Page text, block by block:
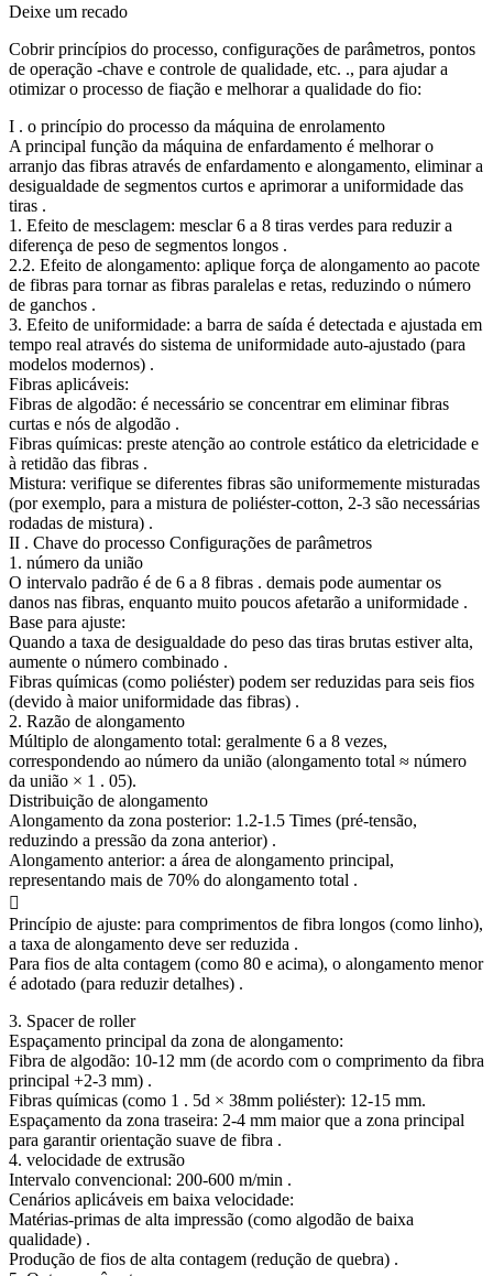
Deixe um recado
Cobrir princípios do processo, configurações de parâmetros, pontos
de operação -chave e controle de qualidade, etc. ., para ajudar a
otimizar o processo de fiação e melhorar a qualidade do fio:
I . o princípio do processo da máquina de enrolamento
A principal função da máquina de enfardamento é melhorar o
arranjo das fibras através de enfardamento e alongamento, eliminar a
desigualdade de segmentos curtos e aprimorar a uniformidade das
tiras .
1. Efeito de mesclagem: mesclar 6 a 8 tiras verdes para reduzir a
diferença de peso de segmentos longos .
2.2. Efeito de alongamento: aplique força de alongamento ao pacote
de fibras para tornar as fibras paralelas e retas, reduzindo o número
de ganchos .
3. Efeito de uniformidade: a barra de saída é detectada e ajustada em
tempo real através do sistema de uniformidade auto-ajustado (para
modelos modernos) .
Fibras aplicáveis:
Fibras de algodão: é necessário se concentrar em eliminar fibras
curtas e nós de algodão .
Fibras químicas: preste atenção ao controle estático da eletricidade e
à retidão das fibras .
Mistura: verifique se diferentes fibras são uniformemente misturadas
(por exemplo, para a mistura de poliéster-cotton, 2-3 são necessárias
rodadas de mistura) .
II . Chave do processo Configurações de parâmetros
1. número da união
O intervalo padrão é de 6 a 8 fibras . demais pode aumentar os
danos nas fibras, enquanto muito poucos afetarão a uniformidade .
Base para ajuste:
Quando a taxa de desigualdade do peso das tiras brutas estiver alta,
aumente o número combinado .
Fibras químicas (como poliéster) podem ser reduzidas para seis fios
(devido à maior uniformidade das fibras) .
2. Razão de alongamento
Múltiplo de alongamento total: geralmente 6 a 8 vezes,
correspondendo ao número da união (alongamento total ≈ número
da união × 1 . 05).
Distribuição de alongamento
Alongamento da zona posterior: 1.2-1.5 Times (pré-tensão,
reduzindo a pressão da zona anterior) .
Alongamento anterior: a área de alongamento principal,
representando mais de 70% do alongamento total .

Princípio de ajuste: para comprimentos de fibra longos (como linho),
a taxa de alongamento deve ser reduzida .
Para fios de alta contagem (como 80 e acima), o alongamento menor
é adotado (para reduzir detalhes) .
3. Spacer de roller
Espaçamento principal da zona de alongamento:
Fibra de algodão: 10-12 mm (de acordo com o comprimento da fibra
principal +2-3 mm) .
Fibras químicas (como 1 . 5d × 38mm poliéster): 12-15 mm.
Espaçamento da zona traseira: 2-4 mm maior que a zona principal
para garantir orientação suave de fibra .
4. velocidade de extrusão
Intervalo convencional: 200-600 m/min .
Cenários aplicáveis ​​em baixa velocidade:
Matérias-primas de alta impressão (como algodão de baixa
qualidade) .
Produção de fios de alta contagem (redução de quebra) .